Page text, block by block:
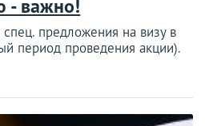
- важно!
предложения на визу в
период проведения акции).